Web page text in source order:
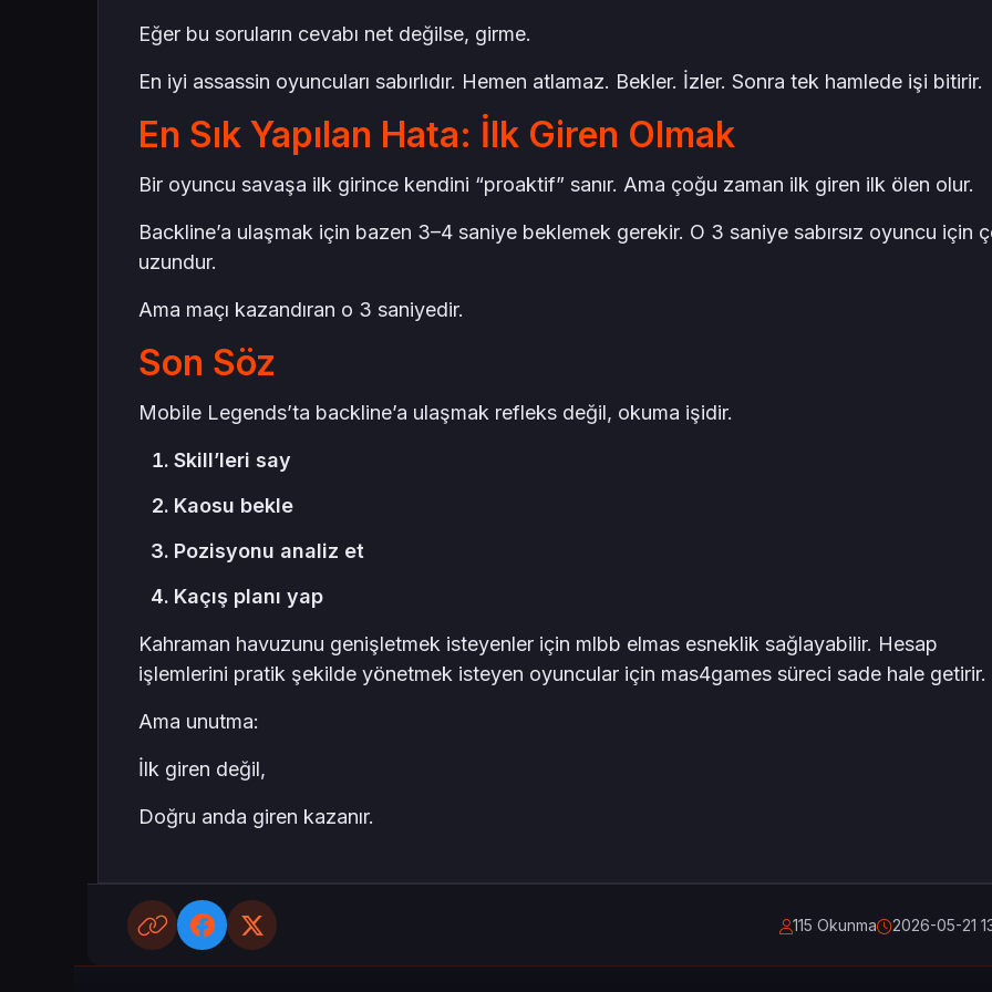
Eğer bu soruların cevabı net değilse, girme.
En iyi assassin oyuncuları sabırlıdır. Hemen atlamaz. Bekler. İzler. Sonra tek hamlede işi bitirir.
En Sık Yapılan Hata: İlk Giren Olmak
Bir oyuncu savaşa ilk girince kendini “proaktif” sanır. Ama çoğu zaman ilk giren ilk ölen olur.
Backline’a ulaşmak için bazen 3–4 saniye beklemek gerekir. O 3 saniye sabırsız oyuncu için
uzundur.
Ama maçı kazandıran o 3 saniyedir.
Son Söz
Mobile Legends’ta backline’a ulaşmak refleks değil, okuma işidir.
Skill’leri say
Kaosu bekle
Pozisyonu analiz et
Kaçış planı yap
Kahraman havuzunu genişletmek isteyenler için mlbb elmas esneklik sağlayabilir. Hesap
işlemlerini pratik şekilde yönetmek isteyen oyuncular için mas4games süreci sade hale getirir.
Ama unutma:
İlk giren değil,
Doğru anda giren kazanır.
115 Okunma 2026-05-21